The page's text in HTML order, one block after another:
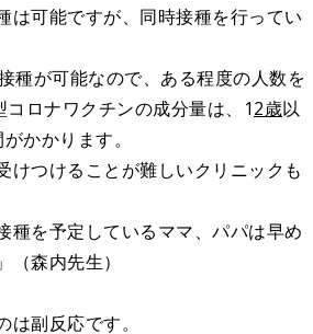
は可能ですが、同時接種を行ってい
種が可能なので、ある程度の人数を
ロナワクチンの成分量は、12歳以
かかります。
けつけることが難しいクリニックも
種を予定しているママ、パパは早め
森内先生）
副反応です。